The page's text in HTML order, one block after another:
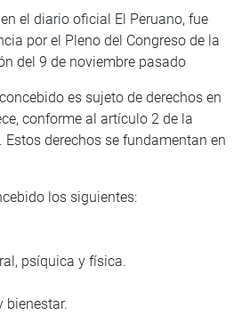
el diario oficial El Peruano, fue
por el Pleno del Congreso de la
del 9 de noviembre pasado
es sujeto de derechos en
conforme al artículo 2 de la
derechos se fundamentan en
los siguientes:
psíquica y física.
bienestar.